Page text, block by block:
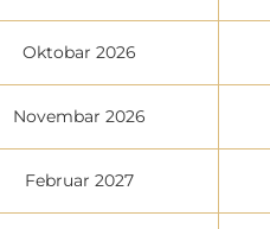
Oktobar 2026
Novembar 2026
Februar 2027